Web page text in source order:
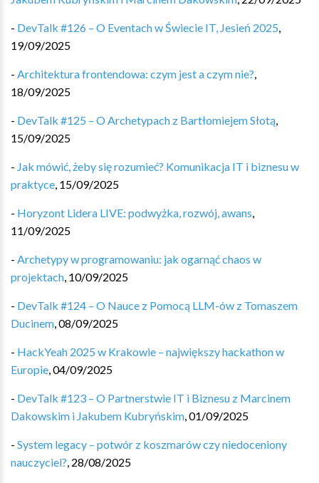
- DevTalk #126 – O Eventach w Świecie IT, Jesień 2025,
19/09/2025
- Architektura frontendowa: czym jest a czym nie?,
18/09/2025
- DevTalk #125 – O Archetypach z Bartłomiejem Słotą,
15/09/2025
- Jak mówić, żeby się rozumieć? Komunikacja IT i biznesu w
praktyce, 15/09/2025
- Horyzont Lidera LIVE: podwyżka, rozwój, awans,
11/09/2025
- Archetypy w programowaniu: jak ogarnąć chaos w
projektach, 10/09/2025
- DevTalk #124 – O Nauce z Pomocą LLM-ów z Tomaszem
Ducinem,08/09/2025
- HackYeah 2025 w Krakowie – największy hackathon w
Europie,04/09/2025
- DevTalk #123 – O Partnerstwie IT i Biznesu z Marcinem
Dakowskim i Jakubem Kubryńskim,01/09/2025
- System legacy – potwór z koszmarów czy niedoceniony
nauczyciel?, 28/08/2025